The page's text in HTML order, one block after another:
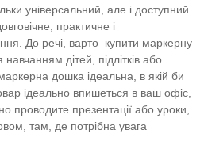
універсальний, але і доступний
практичне і
До речі, варто купити маркерну
дітей, підлітків або
дошка ідеальна, в якій би
ідеально впишеться в ваш офіс,
проводите презентації або уроки,
там, де потрібна увага